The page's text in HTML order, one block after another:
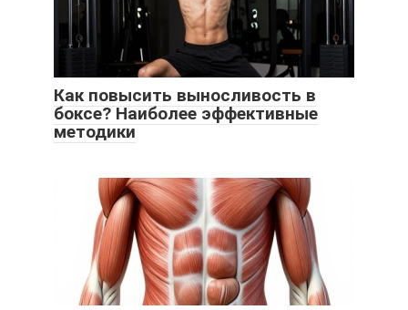
Как повысить выносливость в
боксе? Наиболее эффективные
методики